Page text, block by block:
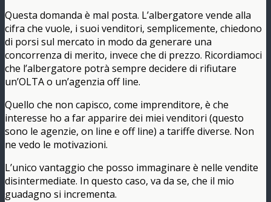
Questa domanda è mal posta. L’albergatore vende alla
cifra che vuole, i suoi venditori, semplicemente, chiedono
di porsi sul mercato in modo da generare una
concorrenza di merito, invece che di prezzo. Ricordiamoci
che l’albergatore potrà sempre decidere di rifiutare
un’OLTA o un’agenzia off line.
Quello che non capisco, come imprenditore, è che
interesse ho a far apparire dei miei venditori (questo
sono le agenzie, on line e off line) a tariffe diverse. Non
ne vedo le motivazioni.
L’unico vantaggio che posso immaginare è nelle vendite
disintermediate. In questo caso, va da se, che il mio
guadagno si incrementa.